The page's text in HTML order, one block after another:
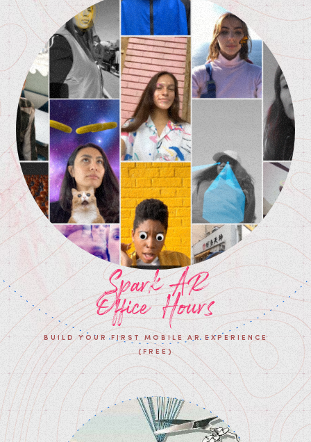
Spark AR
Office Hours
BUILD YOUR FIRST MOBILE AR EXPERIENCE
(FREE)